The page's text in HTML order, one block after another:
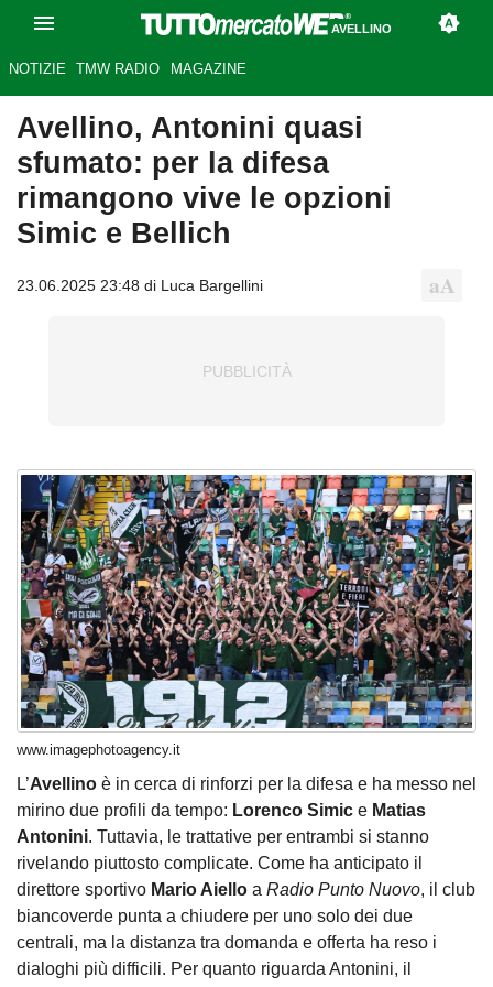
AVELLINO
NOTIZIE TMW RADIO MAGAZINE
Avellino, Antonini quasi
sfumato: per la difesa
rimangono vive le opzioni
Simic e Bellich
23.06.2025 23:48 di Luca Bargellini
www.imagephotoagency.it
L’Avellino è in cerca di rinforzi per la difesa e ha messo nel
mirino due profili da tempo: Lorenco Simic e Matias
Antonini. Tuttavia, le trattative per entrambi si stanno
rivelando piuttosto complicate. Come ha anticipato il
direttore sportivo Mario Aiello a Radio Punto Nuovo, il club
biancoverde punta a chiudere per uno solo dei due
centrali, ma la distanza tra domanda e offerta ha reso i
dialoghi più difficili. Per quanto riguarda Antonini, il